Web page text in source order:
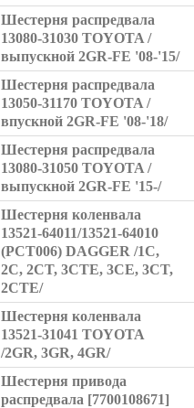
Шестерня распредвала
13080-31030 TOYOTA /
выпускной 2GR-FE '08-'15/
Шестерня распредвала
13050-31170 TOYOTA /
впускной 2GR-FE '08-'18/
Шестерня распредвала
13080-31050 TOYOTA /
выпускной 2GR-FE '15-/
Шестерня коленвала
13521-64011/13521-64010
(PCT006) DAGGER /1C,
2C, 2CT, 3CTE, 3CE, 3CT,
2CTE/
Шестерня коленвала
13521-31041 TOYOTA
/2GR, 3GR, 4GR/
Шестерня привода
распредвала [7700108671]